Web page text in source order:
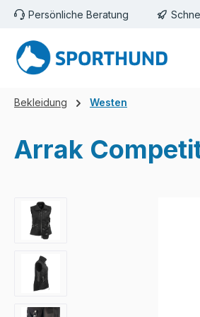
Hauptinhalt springen
Zur Suche springen
Zur Hauptnavigation springen
Persönliche Beratung
Bekleidung Westen
Arrak
Bildergalerie überspringen